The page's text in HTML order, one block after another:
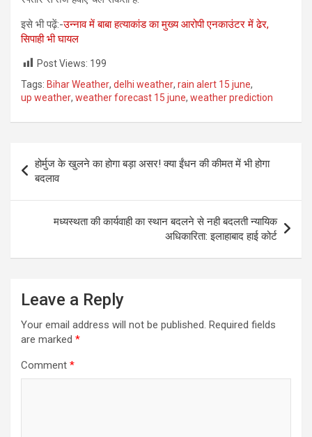
इसे भी पढ़ें:-उन्‍नाव में बाबा हत्याकांड का मुख्य आरोपी एनकाउंटर में ढेर,
सिपाही भी घायल
Post Views: 199
Tags: Bihar Weather, delhi weather, rain alert 15 june,
up weather, weather forecast 15 june, weather prediction
Post
navigation
होर्मुज के खुलने का होगा बड़ा असर! क्या ईंधन की कीमत में भी होगा
बदलाव
मध्यस्थता की कार्यवाही का स्थान बदलने से नही बदलती न्यायिक
अधिकारिता: इलाहाबाद हाई कोर्ट
Leave a Reply
Your email address will not be published. Required fields
are marked *
Comment *